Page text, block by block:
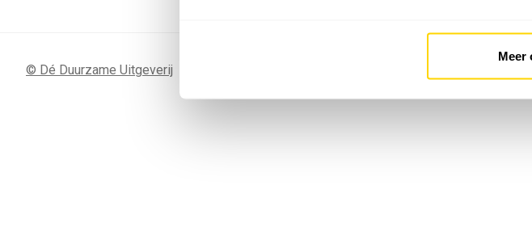
Meer
© Dé Duurzame Uitgeverij